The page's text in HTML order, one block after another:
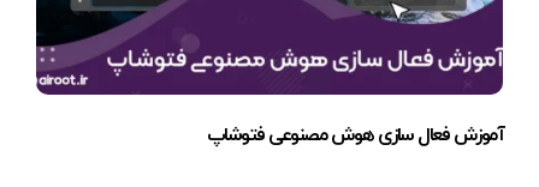
آموزش فعال سازی هوش مصنوعی فتوشاپ